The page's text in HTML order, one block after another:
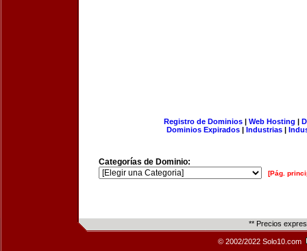
Registro de Dominios| Web Hosting |
Dominios Expirados | Industrias |
Categorías de Dominio:
[Pág.
** Precios
© 2002/2022 Solo10.com